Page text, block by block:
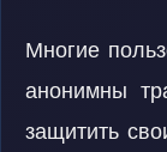
Многие
анонимны
защитить